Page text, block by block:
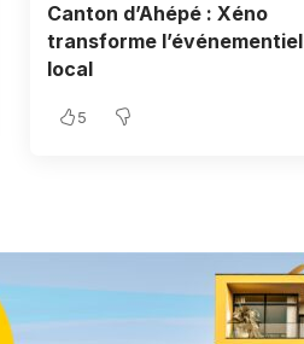
Canton d’Ahépé : Xéno
transforme l’événementiel
local
5